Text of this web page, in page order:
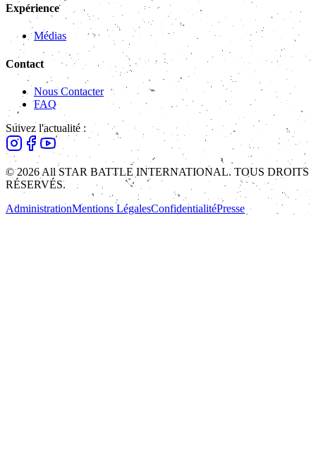
Expérience
Médias
Contact
Nous Contacter
FAQ
Suivez l'actualité :
© 2026 All STAR BATTLE INTERNATIONAL. TOUS DROITS
RÉSERVÉS.
AdministrationMentions LégalesConfidentialitéPresse